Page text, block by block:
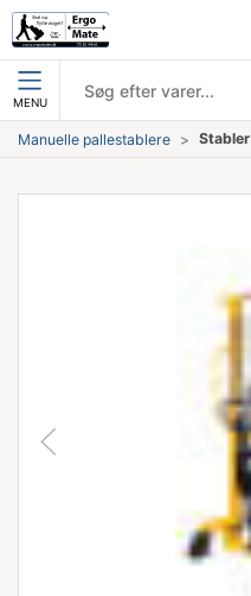
MENU
Manuelle pallestablere